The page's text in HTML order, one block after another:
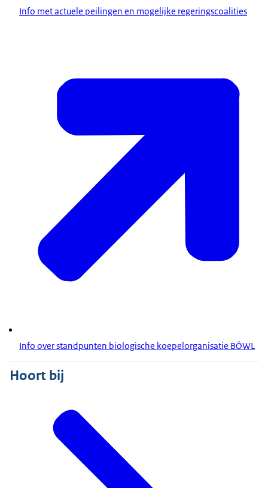
Info met actuele peilingen en mogelijke regeringscoalities
Info over standpunten biologische koepelorganisatie BÖWL
Hoort bij